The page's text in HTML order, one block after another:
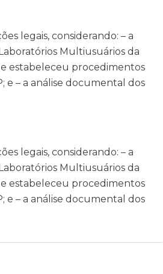
legais, considerando: – a
Multiusuários da
estabeleceu procedimentos
e – a análise documental dos
legais, considerando: – a
Multiusuários da
estabeleceu procedimentos
e – a análise documental dos